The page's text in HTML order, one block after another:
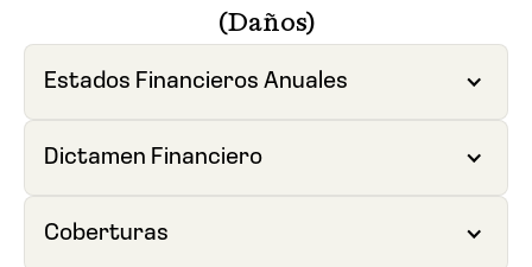
(Daños)
Estados Financieros Anuales
Dictamen Financiero
Coberturas